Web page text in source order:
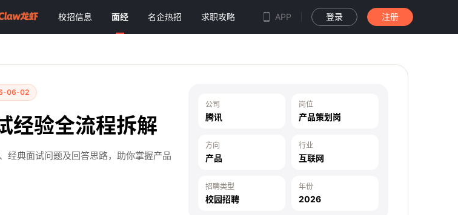
校招信息 面经 名企热招 求职攻略 APP 登录 注册
06-02
经验全流程拆解
经典面试问题及回答思路，助你掌握产品
公司
腾讯
岗位
产品策划岗
方向
产品
行业
互联网
招聘类型
校园招聘
年份
2026